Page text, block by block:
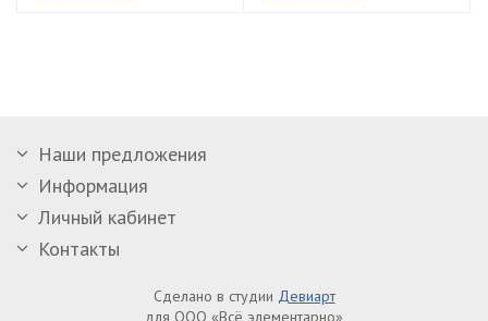
Наши предложения
Информация
Личный кабинет
Контакты
Сделано в студии Девиарт
для ООО «Всё элементарно»